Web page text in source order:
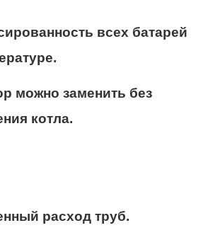
всех батарей
можно заменить без
котла.
расход труб.